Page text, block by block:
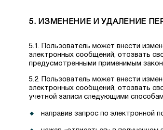
5. ИЗМЕНЕНИЕ И УДАЛЕНИЕ
5.1. Пользователь может внести
электронных сообщений, отозвать
предусмотренными применимым
5.2. Пользователь может внести
электронных сообщений, отозвать
учетной записи следующими
направив запрос по электронной